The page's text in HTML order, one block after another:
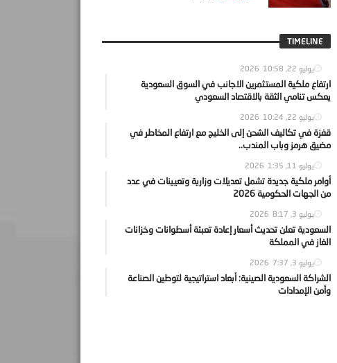
TIMELINE
يوليو 22, 2026 10:58
ارتفاع ملكية المستثمرين الاجانب في السوق السعودية
يعكس تنامي الثقة بالاقتصاد السعودي
يوليو 22, 2026 10:24
قفزة في تكاليف الشحن إلى الخليج مع ارتفاع المخاطر في
مضيق هرمز وباب المندب..
يوليو 11, 2026 1:35
أوامر ملكية جديدة تشمل تعديلات وزارية وتعيينات في عدد
من الجهات الحكومية 2026
يوليو 3, 2026 8:17
السعودية تعلن تحديث أسعار إعادة تعبئة أسطوانات وخزانات
الغاز في المملكة
يوليو 3, 2026 7:37
الشراكة السعودية الصينية: أبعاد استراتيجية لتوطين الصناعة
وأمن الإمدادات